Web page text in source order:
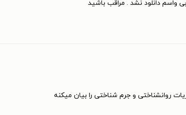
روانشناختی و جرم شناختی را بیان میکنه